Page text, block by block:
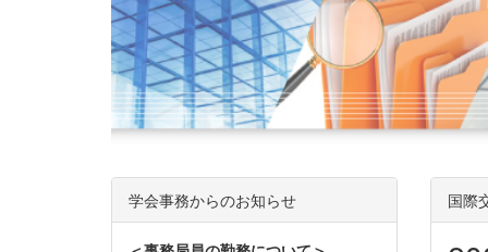
国際
学会事務からのお知らせ